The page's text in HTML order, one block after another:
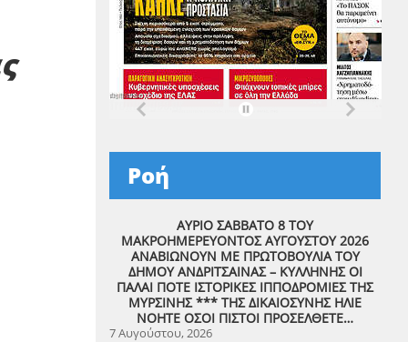
Ροή
ΑΥΡΙΟ ΣΑΒΒΑΤΟ 8 ΤΟΥ
ΜΑΚΡΟΗΜΕΡΕΥΟΝΤΟΣ ΑΥΓΟΥΣΤΟΥ 2026
ΑΝΑΒΙΩΝΟΥΝ ΜΕ ΠΡΩΤΟΒΟΥΛΙΑ ΤΟΥ
ΔΗΜΟΥ ΑΝΔΡΙΤΣΑΙΝΑΣ – ΚΥΛΛΗΝΗΣ ΟΙ
ΠΑΛΑΙ ΠΟΤΕ ΙΣΤΟΡΙΚΕΣ ΙΠΠΟΔΡΟΜΙΕΣ ΤΗΣ
ΜΥΡΣΙΝΗΣ *** ΤΗΣ ΔΙΚΑΙΟΣΥΝΗΣ ΗΛΙΕ
ΝΟΗΤΕ ΟΣΟΙ ΠΙΣΤΟΙ ΠΡΟΣΕΛΘΕΤΕ…
7 Αυγούστου, 2026